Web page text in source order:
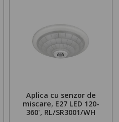
Aplica cu senzor de
miscare, E27 LED 120-
360', RL/SR3001/WH